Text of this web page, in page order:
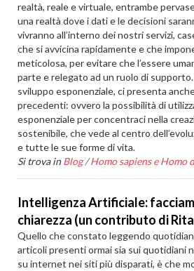
realtà, reale e virtuale, entrambe
una realtà dove i dati e le decisioni
vivranno all’interno dei nostri servizi,
che si avvicina rapidamente e che
meticolosa, per evitare che l’essere
parte e relegato ad un ruolo di
sviluppo esponenziale, ci presenta
precedenti: ovvero la possibilità di
esponenziale per concentraci nella
sostenibile, che vede al centro
e tutte le sue forme di vita.
Si trova in Blog /Homo sapiens e Homo
Intelligenza Artificiale:
chiarezza (un contributo di
Quello che constato leggendo
articoli presenti ormai sia sui quotidiani
su internet nei siti più disparati, è che